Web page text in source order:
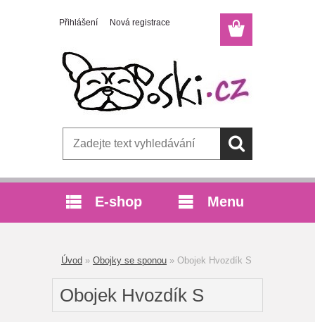
Přihlášení Nová registrace
E-shop Menu
Úvod » Obojky se sponou » Obojek Hvozdík S
Obojek Hvozdík S